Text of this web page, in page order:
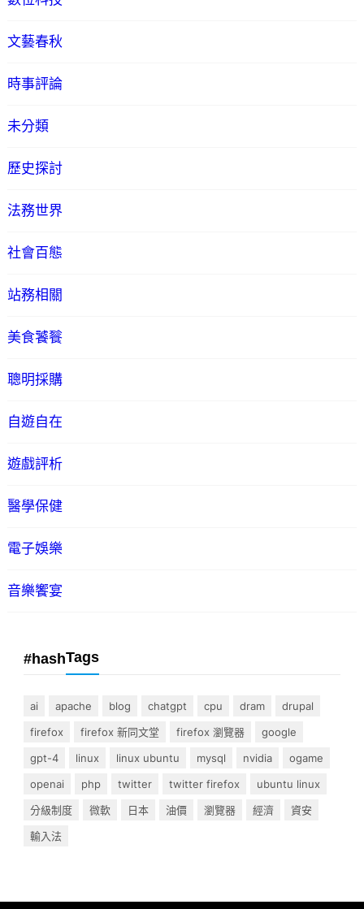
文藝春秋
時事評論
未分類
歷史探討
法務世界
社會百態
站務相關
美食饕餮
聰明採購
自遊自在
遊戲評析
醫學保健
電子娛樂
音樂饗宴
#hashTags
ai apache blog chatgpt cpu dram
drupal
firefox
firefox 新同文堂 firefox 瀏覽器
google
gpt-4
linux linux ubuntu mysql nvidia
ogame
openai
php twitter twitter firefox
ubuntu linux
分級制度
微軟 日本 油價 瀏覽器 經濟
資安
輸入法